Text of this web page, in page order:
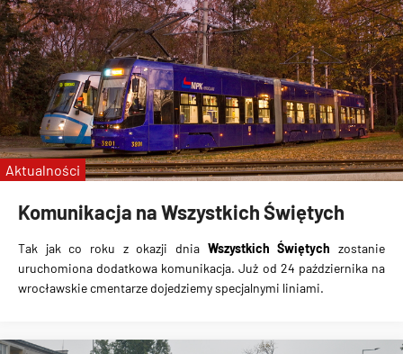
Komunikacja na Wszystkich Świętych
Tak jak co roku z okazji dnia Wszystkich Świętych zostanie
uruchomiona dodatkowa komunikacja. Już od 24 października na
wrocławskie cmentarze dojedziemy specjalnymi liniami.
Aktualności